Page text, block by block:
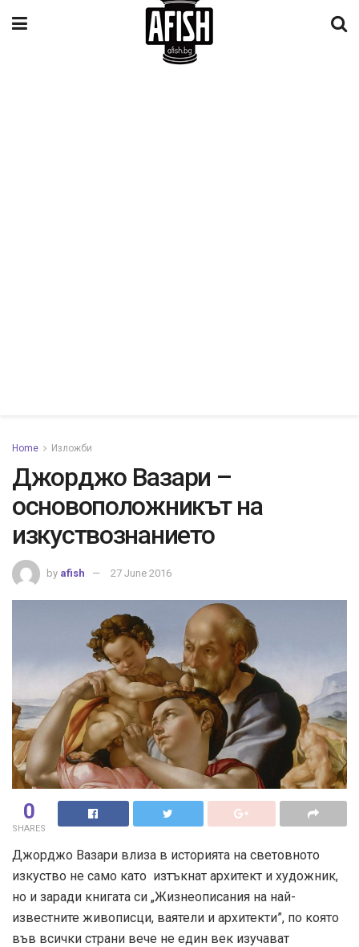
Home Изложби
Джорджо Вазари –
основоположникът на
изкуствознанието
by afish 27 June 2016
0
SHARES
Джорджо Вазари влиза в историята на световното
изкуство не само като изтъкнат архитект и художник,
но и заради книгата си „Жизнеописания на най-
известните живописци, ваятели и архитекти”, по която
във всички страни вече не един век изучават